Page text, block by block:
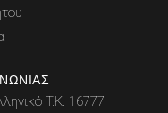
Τ.Κ. 16777